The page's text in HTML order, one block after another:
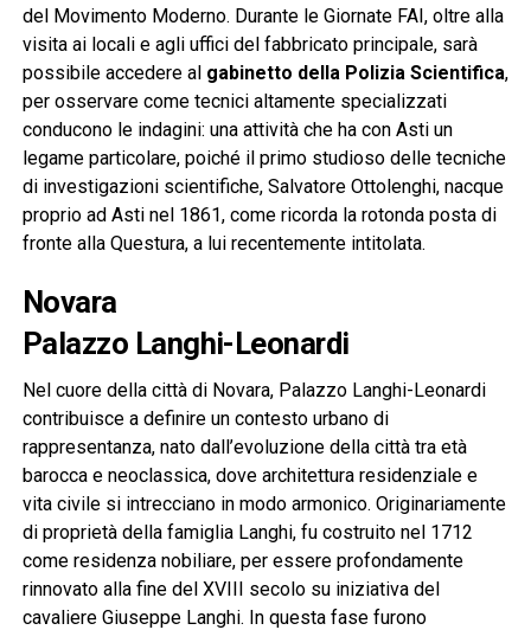
del Movimento Moderno. Durante le Giornate FAI, oltre alla
visita ai locali e agli uffici del fabbricato principale, sarà
possibile accedere al gabinetto della Polizia Scientifica,
per osservare come tecnici altamente specializzati
conducono le indagini: una attività che ha con Asti un
legame particolare, poiché il primo studioso delle tecniche
di investigazioni scientifiche, Salvatore Ottolenghi, nacque
proprio ad Asti nel 1861, come ricorda la rotonda posta di
fronte alla Questura, a lui recentemente intitolata.
Novara
Palazzo Langhi-Leonardi
Nel cuore della città di Novara, Palazzo Langhi-Leonardi
contribuisce a definire un contesto urbano di
rappresentanza, nato dall’evoluzione della città tra età
barocca e neoclassica, dove architettura residenziale e
vita civile si intrecciano in modo armonico. Originariamente
di proprietà della famiglia Langhi, fu costruito nel 1712
come residenza nobiliare, per essere profondamente
rinnovato alla fine del XVIII secolo su iniziativa del
cavaliere Giuseppe Langhi. In questa fase furono